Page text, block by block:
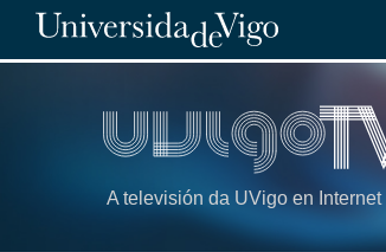
A televisión da UVigo en Internet